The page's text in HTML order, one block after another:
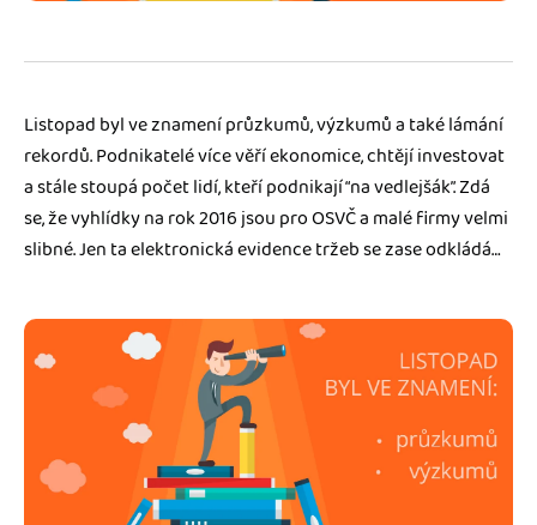
Listopad byl ve znamení průzkumů, výzkumů a také lámání
rekordů. Podnikatelé více věří ekonomice, chtějí investovat
a stále stoupá počet lidí, kteří podnikají “na vedlejšák”. Zdá
se, že vyhlídky na rok 2016 jsou pro OSVČ a malé firmy velmi
slibné. Jen ta elektronická evidence tržeb se zase odkládá…